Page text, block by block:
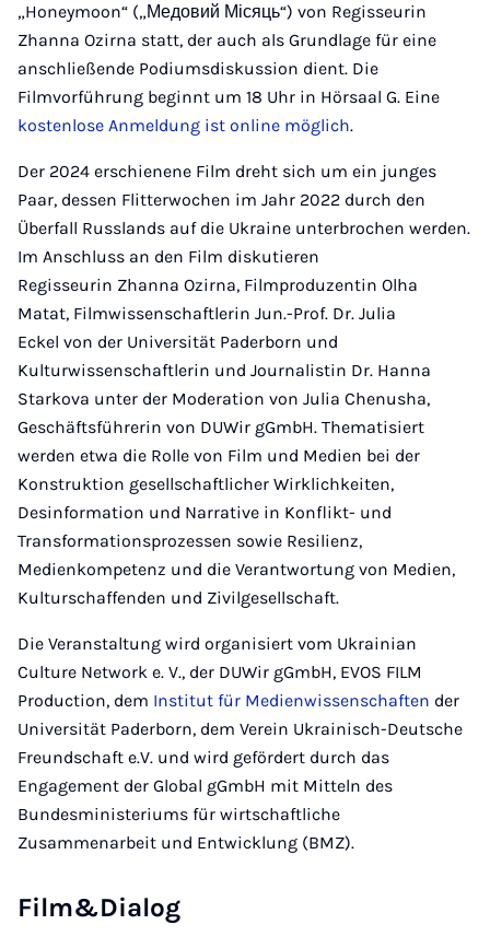
„Honeymoon“ („Медовий Місяць“) von Regisseurin
Zhanna Ozirna statt, der auch als Grundlage für eine
anschließende Podiumsdiskussion dient. Die
Filmvorführung beginnt um 18 Uhr in Hörsaal G. Eine
kostenlose Anmeldung ist online möglich.
Der 2024 erschienene Film dreht sich um ein junges
Paar, dessen Flitterwochen im Jahr 2022 durch den
Überfall Russlands auf die Ukraine unterbrochen werden.
Im Anschluss an den Film diskutieren
Regisseurin Zhanna Ozirna, Filmproduzentin Olha
Matat, Filmwissenschaftlerin Jun.-Prof. Dr. Julia
Eckel von der Universität Paderborn und
Kulturwissenschaftlerin und Journalistin Dr. Hanna
Starkova unter der Moderation von Julia Chenusha,
Geschäftsführerin von DUWir gGmbH. Thematisiert
werden etwa die Rolle von Film und Medien bei der
Konstruktion gesellschaftlicher Wirklichkeiten,
Desinformation und Narrative in Konflikt- und
Transformationsprozessen sowie Resilienz,
Medienkompetenz und die Verantwortung von Medien,
Kulturschaffenden und Zivilgesellschaft.
Die Veranstaltung wird organisiert vom Ukrainian
Culture Network e. V., der DUWir gGmbH, EVOS FILM
Production, dem Institut für Medienwissenschaften der
Universität Paderborn, dem Verein Ukrainisch-Deutsche
Freundschaft e.V. und wird gefördert durch das
Engagement der Global gGmbH mit Mitteln des
Bundesministeriums für wirtschaftliche
Zusammenarbeit und Entwicklung (BMZ).
Film&Dialog